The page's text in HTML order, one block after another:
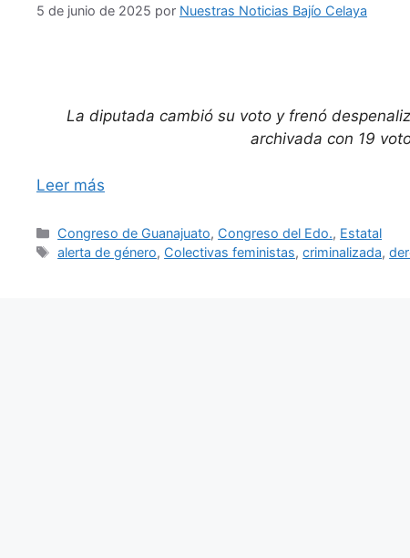
5 de junio de 2025 por Nuestras Noticias Bajío Celaya
La diputada cambió su voto y frenó
archivada con 19
Leer más
Categorías
Congreso de Guanajuato, Congreso del Edo., Estatal
Etiquetas
alerta de género, Colectivas feministas,criminalizada,